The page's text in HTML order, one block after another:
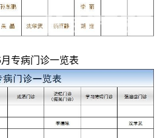
病门诊一览表